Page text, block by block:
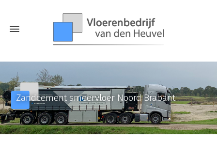
Zandcement smeervloer Noord Brabant